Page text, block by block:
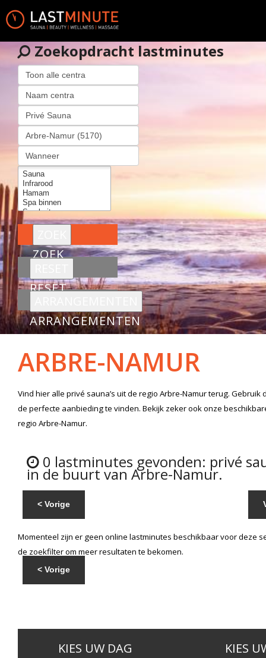
Zoekopdracht lastminutes
ZOEK
RESET
ARRANGEMENTEN
ARBRE-NAMUR
Vind hier alle privé sauna’s uit de regio Arbre-Namurterug. Gebruik
de perfecte aanbieding te vinden. Bekijk zeker ook onze
regio Arbre-Namur.
0 lastminutes gevonden: privé
in de buurt van Arbre-Namur.
< Vorige
Momenteel zijn er geen online lastminutes beschikbaar voor deze
de zoekfilter om meer resultaten te bekomen.
< Vorige
KIES UW DAG KIES